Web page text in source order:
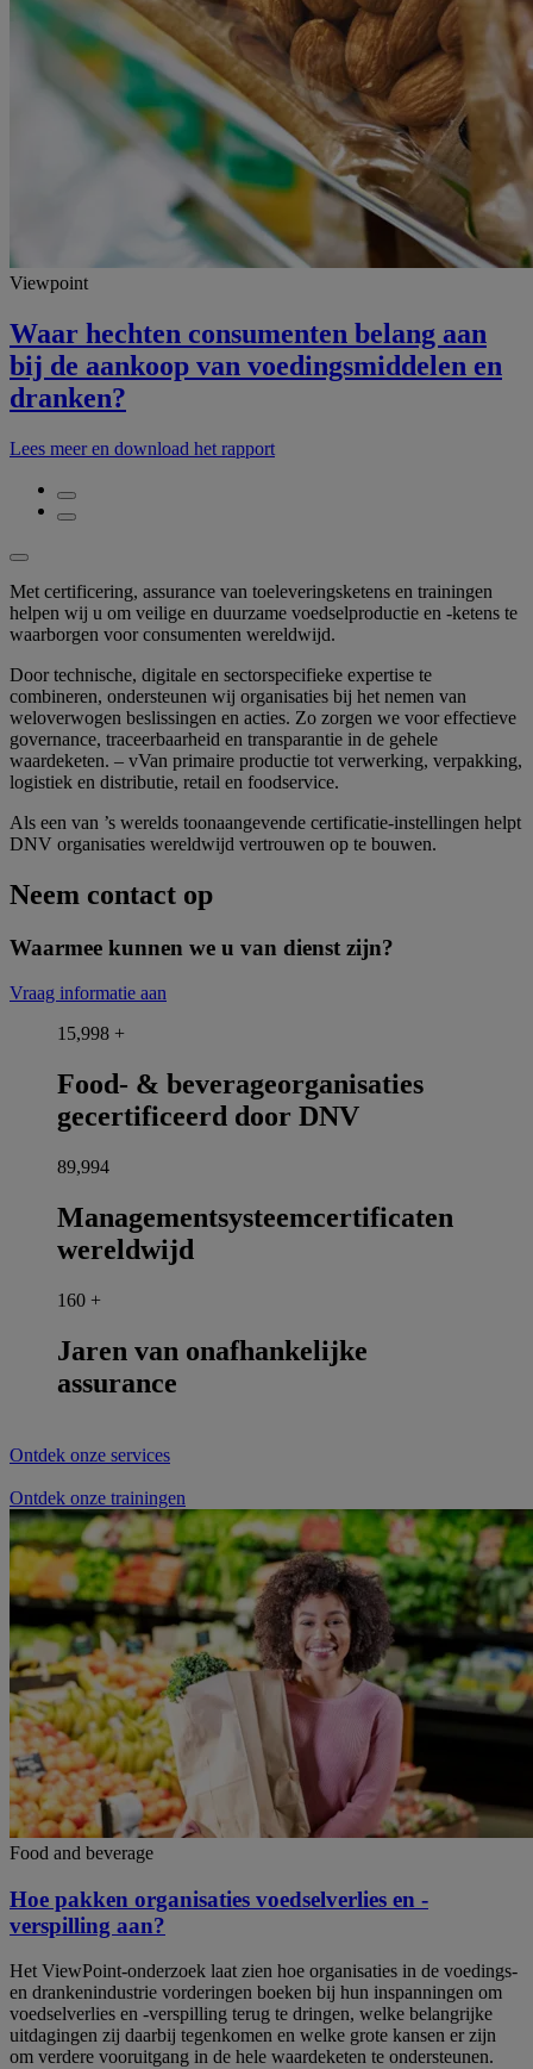
Viewpoint
Waar hechten consumenten belang aan
bij de aankoop van voedingsmiddelen en
dranken?
Lees meer en download het rapport
Met certificering, assurance van toeleveringsketens en trainingen
helpen wij u om veilige en duurzame voedselproductie en -ketens te
waarborgen voor consumenten wereldwijd.
Door technische, digitale en sectorspecifieke expertise te
combineren, ondersteunen wij organisaties bij het nemen van
weloverwogen beslissingen en acties. Zo zorgen we voor effectieve
governance, traceerbaarheid en transparantie in de gehele
waardeketen. – vVan primaire productie tot verwerking, verpakking,
logistiek en distributie, retail en foodservice.
Als een van ’s werelds toonaangevende certificatie-instellingen helpt
DNV organisaties wereldwijd vertrouwen op te bouwen.
Neem contact op
Waarmee kunnen we u van dienst zijn?
Vraag informatie aan
16,000 +
Food- & beverageorganisaties
gecertificeerd door DNV
90,000
Managementsysteemcertificaten
wereldwijd
160 +
Jaren van onafhankelijke
assurance
Ontdek onze services
Ontdek onze trainingen
Food and beverage
Hoe pakken organisaties voedselverlies en -
verspilling aan?
Het ViewPoint-onderzoek laat zien hoe organisaties in de voedings-
en drankenindustrie vorderingen boeken bij hun inspanningen om
voedselverlies en -verspilling terug te dringen, welke belangrijke
uitdagingen zij daarbij tegenkomen en welke grote kansen er zijn
om verdere vooruitgang in de hele waardeketen te ondersteunen.